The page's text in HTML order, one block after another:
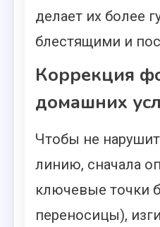
делает их более
блестящими и
Коррекция
домашних
Чтобы не
линию, сначала
ключевые точки
переносицы),